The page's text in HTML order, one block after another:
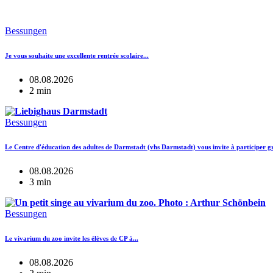
Bessungen
Je vous souhaite une excellente rentrée scolaire...
08.08.2026
2 min
Bessungen
Le Centre d'éducation des adultes de Darmstadt (vhs Darmstadt) vous invite à participer
08.08.2026
3 min
Bessungen
Le vivarium du zoo invite les élèves de CP à...
08.08.2026